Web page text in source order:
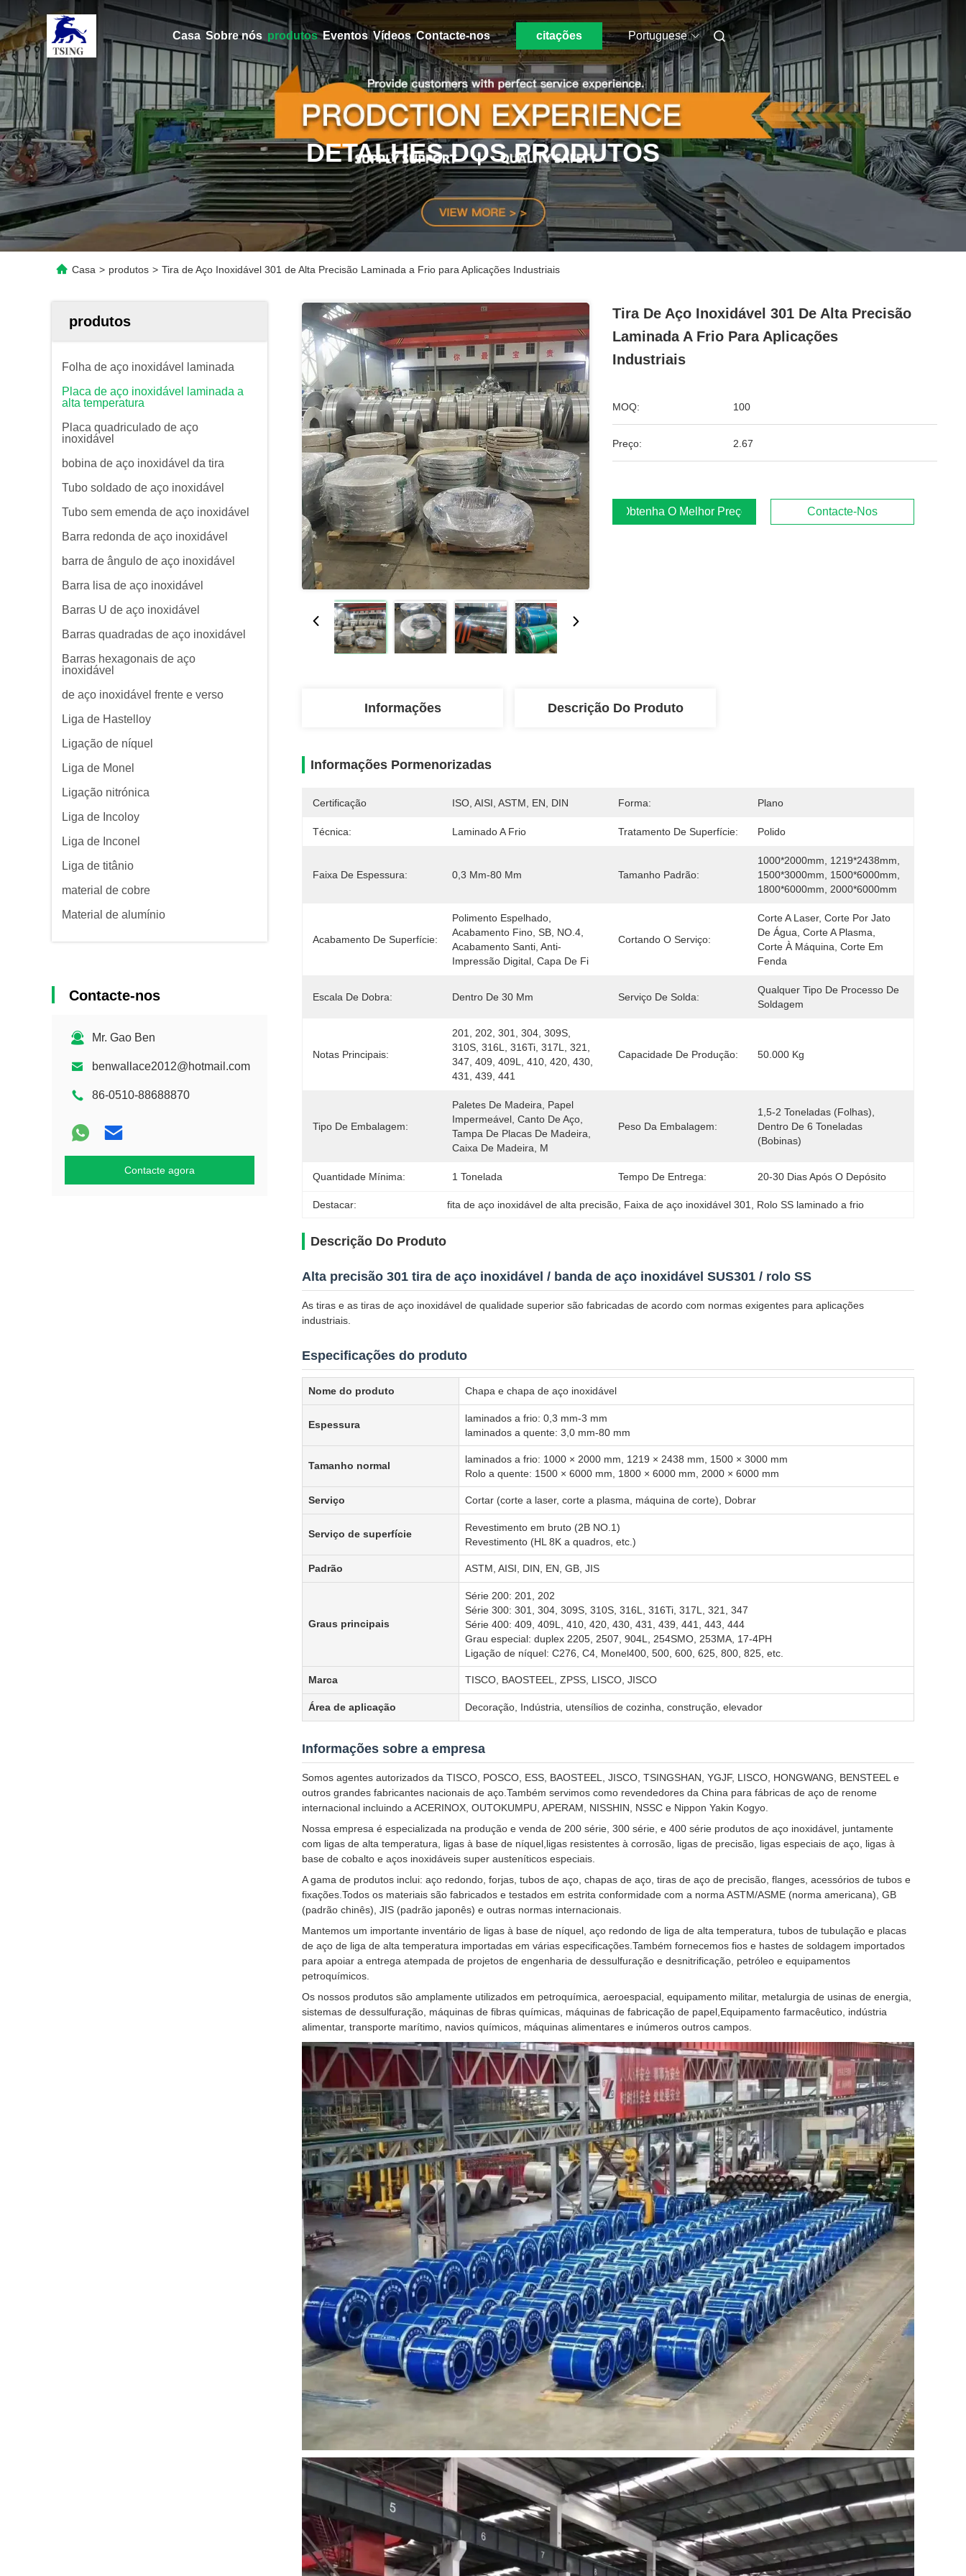
Casa Sobre nós produtos Eventos Vídeos Contacte-nos citações Portuguese
DETALHES DOS PRODUTOS
Casa > produtos > Tira de Aço Inoxidável 301 de Alta Precisão Laminada a Frio para Aplicações Industriais
produtos
Folha de aço inoxidável laminada
Placa de aço inoxidável laminada a
alta temperatura
Placa quadriculado de aço
inoxidável
bobina de aço inoxidável da tira
Tubo soldado de aço inoxidável
Tubo sem emenda de aço inoxidável
Barra redonda de aço inoxidável
barra de ângulo de aço inoxidável
Barra lisa de aço inoxidável
Barras U de aço inoxidável
Barras quadradas de aço inoxidável
Barras hexagonais de aço
inoxidável
de aço inoxidável frente e verso
Liga de Hastelloy
Ligação de níquel
Liga de Monel
Ligação nitrónica
Liga de Incoloy
Liga de Inconel
Liga de titânio
material de cobre
Material de alumínio
Contacte-nos
Mr. Gao Ben
benwallace2012@hotmail.com
86-0510-88688870
Contacte agora
Tira De Aço Inoxidável 301 De Alta Precisão
Laminada A Frio Para Aplicações
Industriais
MOQ: 100
Preço: 2.67
Obtenha O Melhor Preço Contacte-Nos
Informações Descrição Do Produto
Informações Pormenorizadas
Certificação ISO, AISI, ASTM, EN, DIN Forma: Plano
Técnica: Laminado A Frio Tratamento De Superfície: Polido
Faixa De Espessura: 0,3 Mm-80 Mm Tamanho Padrão:
1000*2000mm, 1219*2438mm,
1500*3000mm, 1500*6000mm,
1800*6000mm, 2000*6000mm
Acabamento De Superfície:
Polimento Espelhado,
Acabamento Fino, SB, NO.4,
Acabamento Santi, Anti-
Impressão Digital, Capa De Fi
Cortando O Serviço:
Corte A Laser, Corte Por Jato
De Água, Corte A Plasma,
Corte À Máquina, Corte Em
Fenda
Escala De Dobra: Dentro De 30 Mm Serviço De Solda:
Qualquer Tipo De Processo De
Soldagem
Notas Principais:
201, 202, 301, 304, 309S,
310S, 316L, 316Ti, 317L, 321,
347, 409, 409L, 410, 420, 430,
431, 439, 441
Capacidade De Produção: 50.000 Kg
Tipo De Embalagem:
Paletes De Madeira, Papel
Impermeável, Canto De Aço,
Tampa De Placas De Madeira,
Caixa De Madeira, M
Peso Da Embalagem:
1,5-2 Toneladas (folhas),
Dentro De 6 Toneladas
(bobinas)
Quantidade Mínima: 1 Tonelada Tempo De Entrega: 20-30 Dias Após O Depósito
Destacar: fita de aço inoxidável de alta precisão Faixa de aço inoxidável 301 Rolo SS laminado a frio
Descrição Do Produto
Alta precisão 301 tira de aço inoxidável / banda de aço inoxidável SUS301 / rolo SS
As tiras e as tiras de aço inoxidável de qualidade superior são fabricadas de acordo com normas exigentes para aplicações
industriais.
Especificações do produto
Nome do produto Chapa e chapa de aço inoxidável
Espessura
laminados a frio: 0,3 mm-3 mm
laminados a quente: 3,0 mm-80 mm
Tamanho normal
laminados a frio: 1000 × 2000 mm, 1219 × 2438 mm, 1500 × 3000 mm
Rolo a quente: 1500 × 6000 mm, 1800 × 6000 mm, 2000 × 6000 mm
Serviço Cortar (corte a laser, corte a plasma, máquina de corte), Dobrar
Serviço de superfície
Revestimento em bruto (2B NO.1)
Revestimento (HL 8K a quadros, etc.)
Padrão ASTM, AISI, DIN, EN, GB, JIS
Graus principais
Série 200: 201, 202
Série 300: 301, 304, 309S, 310S, 316L, 316Ti, 317L, 321, 347
Série 400: 409, 409L, 410, 420, 430, 431, 439, 441, 443, 444
Grau especial: duplex 2205, 2507, 904L, 254SMO, 253MA, 17-4PH
Ligação de níquel: C276, C4, Monel400, 500, 600, 625, 800, 825, etc.
Marca TISCO, BAOSTEEL, ZPSS, LISCO, JISCO
Área de aplicação Decoração, Indústria, utensílios de cozinha, construção, elevador
Informações sobre a empresa
Somos agentes autorizados da TISCO, POSCO, ESS, BAOSTEEL, JISCO, TSINGSHAN, YGJF, LISCO, HONGWANG, BENSTEEL e
outros grandes fabricantes nacionais de aço.Também servimos como revendedores da China para fábricas de aço de renome
internacional incluindo a ACERINOX, OUTOKUMPU, APERAM, NISSHIN, NSSC e Nippon Yakin Kogyo.
Nossa empresa é especializada na produção e venda de 200 série, 300 série, e 400 série produtos de aço inoxidável, juntamente
com ligas de alta temperatura, ligas à base de níquel,ligas resistentes à corrosão, ligas de precisão, ligas especiais de aço, ligas à
base de cobalto e aços inoxidáveis super austeníticos especiais.
A gama de produtos inclui: aço redondo, forjas, tubos de aço, chapas de aço, tiras de aço de precisão, flanges, acessórios de tubos e
fixações.Todos os materiais são fabricados e testados em estrita conformidade com a norma ASTM/ASME (norma americana), GB
(padrão chinês), JIS (padrão japonês) e outras normas internacionais.
Mantemos um importante inventário de ligas à base de níquel, aço redondo de liga de alta temperatura, tubos de tubulação e placas
de aço de liga de alta temperatura importadas em várias especificações.Também fornecemos fios e hastes de soldagem importados
para apoiar a entrega atempada de projetos de engenharia de dessulfuração e desnitrificação, petróleo e equipamentos
petroquímicos.
Os nossos produtos são amplamente utilizados em petroquímica, aeroespacial, equipamento militar, metalurgia de usinas de energia,
sistemas de dessulfuração, máquinas de fibras químicas, máquinas de fabricação de papel,Equipamento farmacêutico, indústria
alimentar, transporte marítimo, navios químicos, máquinas alimentares e inúmeros outros campos.